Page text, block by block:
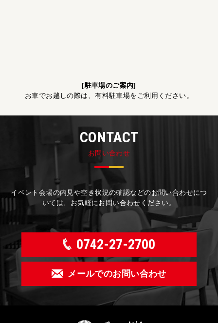
[駐車場のご案内]
お車でお越しの際は、有料駐車場をご利用ください。
CONTACT
お問い合わせ
イベント会場の内見や空き状況の確認などのお問い合わせにつ
いては、お気軽にお問い合わせください。
0742-27-2700
メールでのお問い合わせ